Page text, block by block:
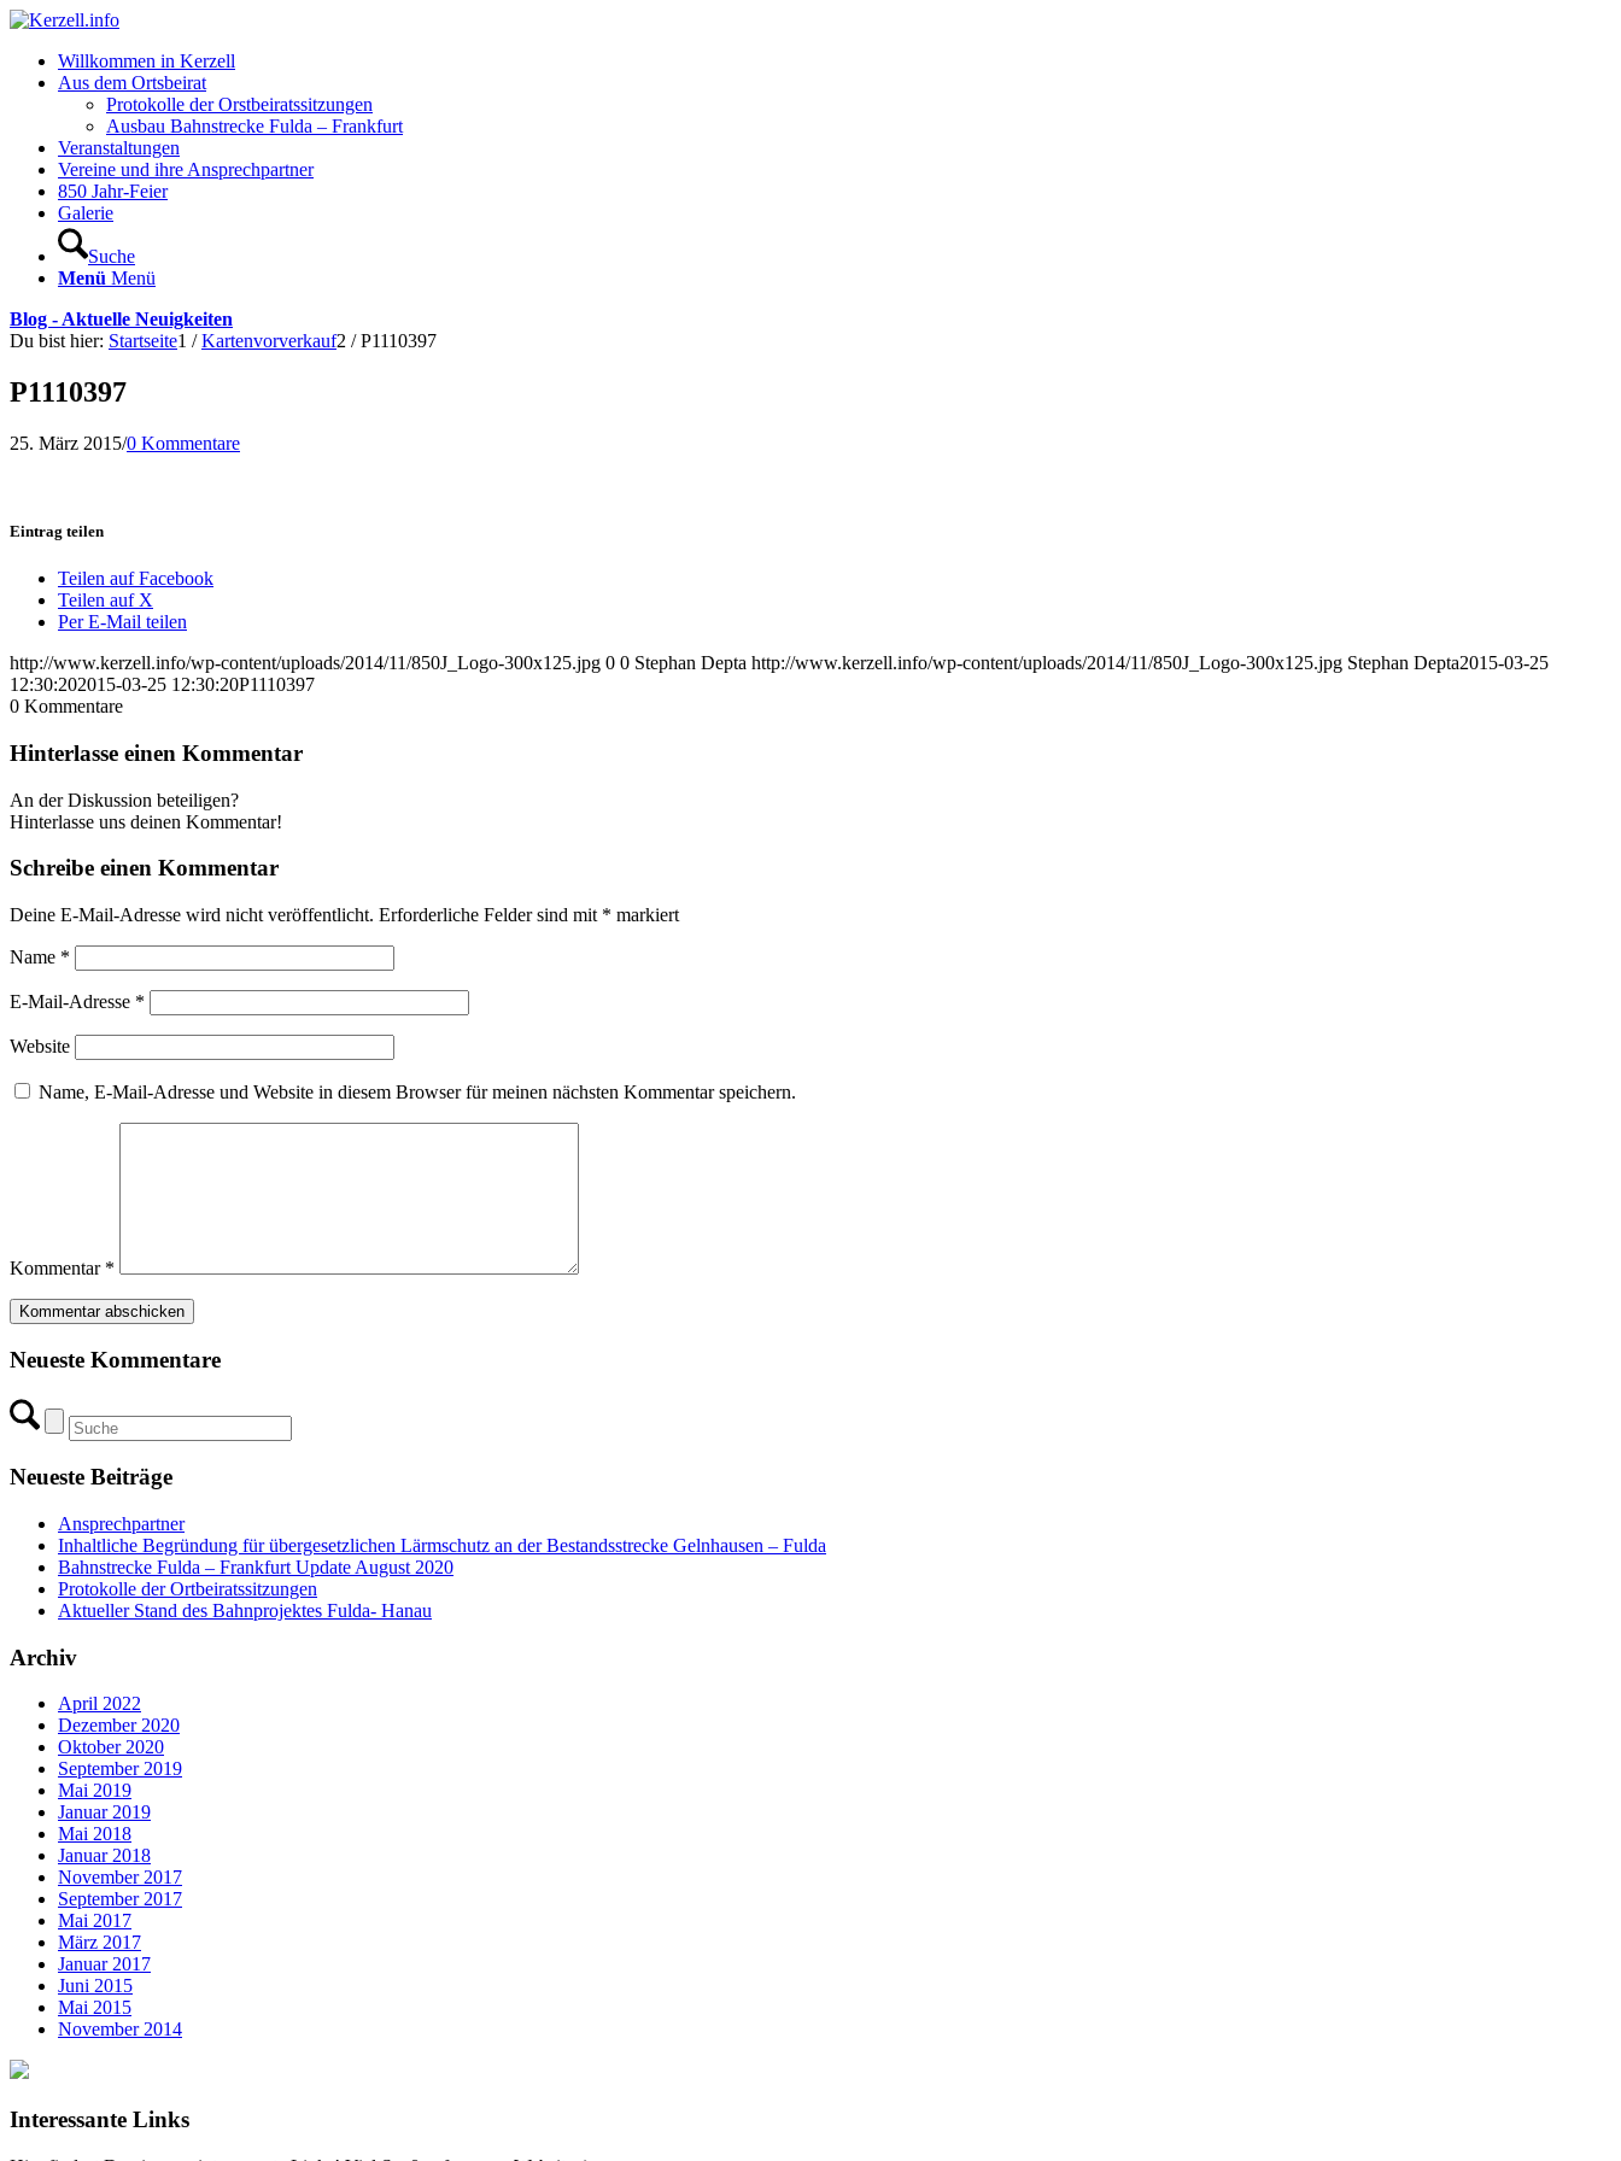
Willkommen in Kerzell
Aus dem Ortsbeirat
Protokolle der Orstbeiratssitzungen
Ausbau Bahnstrecke Fulda – Frankfurt
Veranstaltungen
Vereine und ihre Ansprechpartner
850 Jahr-Feier
Galerie
Suche
Menü Menü
Blog - Aktuelle Neuigkeiten
Du bist hier: Startseite1 / Kartenvorverkauf2 / P1110397
P1110397
25. März 2015/0 Kommentare
Eintrag teilen
Teilen auf Facebook
Teilen auf X
Per E-Mail teilen
http://www.kerzell.info/wp-content/uploads/2014/11/850J_Logo-300x125.jpg 0 0 Stephan Depta http://www.kerzell.info/wp-content/uploads/2014/11/850J_Logo-300x125.jpg Stephan Depta2015-03-25
12:30:202015-03-25 12:30:20P1110397
0 Kommentare
Hinterlasse einen Kommentar
An der Diskussion beteiligen?
Hinterlasse uns deinen Kommentar!
Schreibe einen Kommentar
Deine E-Mail-Adresse wird nicht veröffentlicht. Erforderliche Felder sind mit * markiert
Name *
E-Mail-Adresse *
Website
Name, E-Mail-Adresse und Website in diesem Browser für meinen nächsten Kommentar speichern.
Kommentar *
Neueste Kommentare
Neueste Beiträge
Ansprechpartner
Inhaltliche Begründung für übergesetzlichen Lärmschutz an der Bestandsstrecke Gelnhausen – Fulda
Bahnstrecke Fulda – Frankfurt Update August 2020
Protokolle der Ortbeiratssitzungen
Aktueller Stand des Bahnprojektes Fulda- Hanau
Archiv
April 2022
Dezember 2020
Oktober 2020
September 2019
Mai 2019
Januar 2019
Mai 2018
Januar 2018
November 2017
September 2017
Mai 2017
März 2017
Januar 2017
Juni 2015
Mai 2015
November 2014
Interessante Links